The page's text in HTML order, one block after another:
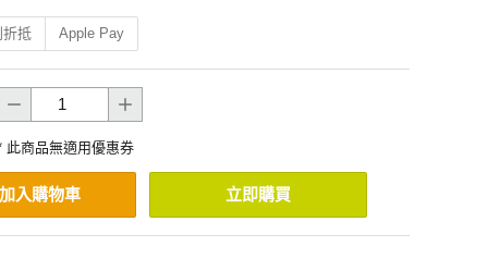
抵 Apple Pay
此商品無適用優惠券
加入購物車 立即購買